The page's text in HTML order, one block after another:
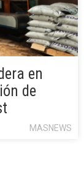
en
de
MASNEWS